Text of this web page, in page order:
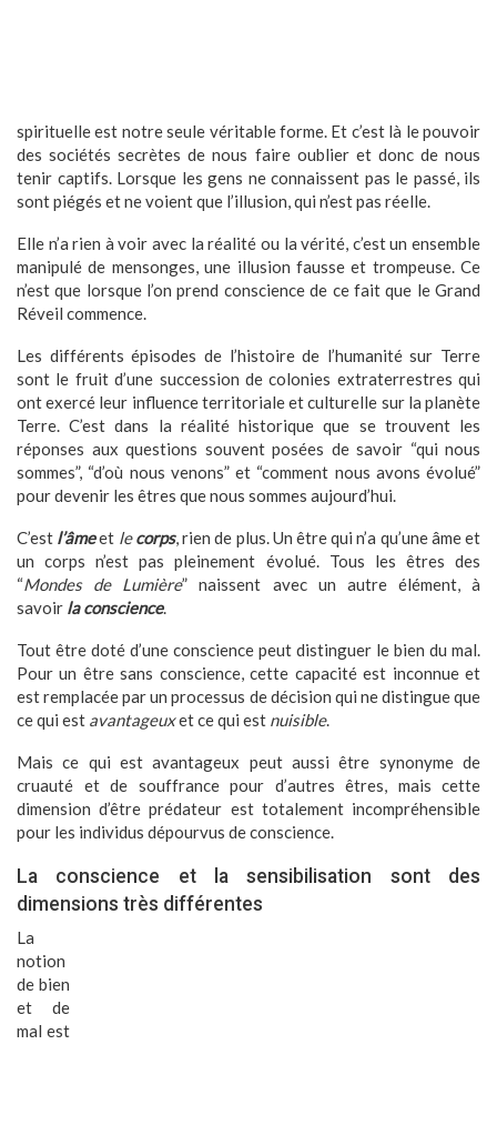
spirituelle est notre seule véritable forme. Et c’est là le pouvoir
des sociétés secrètes de nous faire oublier et donc de nous
tenir captifs. Lorsque les gens ne connaissent pas le passé, ils
sont piégés et ne voient que l’illusion, qui n’est pas réelle.
Elle n’a rien à voir avec la réalité ou la vérité, c’est un ensemble
manipulé de mensonges, une illusion fausse et trompeuse. Ce
n’est que lorsque l’on prend conscience de ce fait que le Grand
Réveil commence.
Les différents épisodes de l’histoire de l’humanité sur Terre
sont le fruit d’une succession de colonies extraterrestres qui
ont exercé leur influence territoriale et culturelle sur la planète
Terre. C’est dans la réalité historique que se trouvent les
réponses aux questions souvent posées de savoir “qui nous
sommes”, “d’où nous venons” et “comment nous avons évolué”
pour devenir les êtres que nous sommes aujourd’hui.
C’est l’âmeet lecorps, rien de plus. Un être qui n’a qu’une âme et
un corps n’est pas pleinement évolué. Tous les êtres des
“Mondes de Lumière” naissent avec un autre élément, à
savoir la conscience.
Tout être doté d’une conscience peut distinguer le bien du mal.
Pour un être sans conscience, cette capacité est inconnue et
est remplacée par un processus de décision qui ne distingue que
ce qui est avantageuxet ce qui est nuisible.
Mais ce qui est avantageux peut aussi être synonyme de
cruauté et de souffrance pour d’autres êtres, mais cette
dimension d’être prédateur est totalement incompréhensible
pour les individus dépourvus de conscience.
La conscience et la sensibilisation sont des
dimensions très différentes
La
notion
de bien
et de
mal est